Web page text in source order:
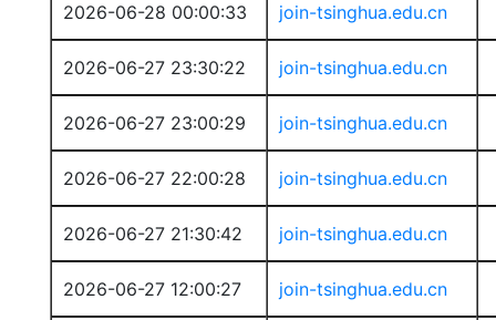
2026-06-28 00:00:33 join-tsinghua.edu.cn
2026-06-27 23:30:22 join-tsinghua.edu.cn
2026-06-27 23:00:29 join-tsinghua.edu.cn
2026-06-27 22:00:28 join-tsinghua.edu.cn
2026-06-27 21:30:42 join-tsinghua.edu.cn
2026-06-27 12:00:27 join-tsinghua.edu.cn